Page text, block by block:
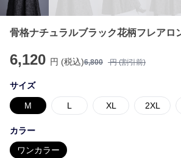
骨格ナチュラルブラック花柄フレアロ
6,120 円 (税込)6,800 円 (割引前)
サイズ
M L XL 2XL
カラー
ワンカラー